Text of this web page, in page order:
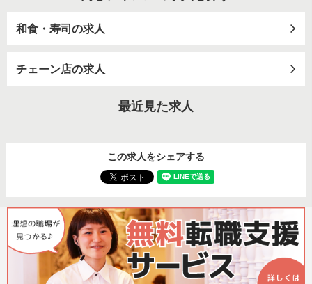
和食・寿司の求人
チェーン店の求人
最近見た求人
この求人をシェアする